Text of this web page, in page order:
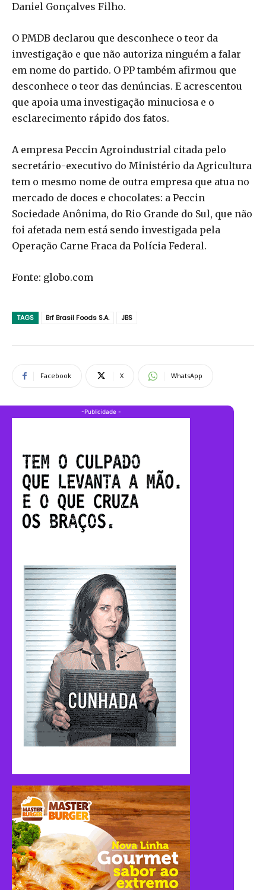
Daniel Gonçalves Filho.
O PMDB declarou que desconhece o teor da
investigação e que não autoriza ninguém a falar
em nome do partido. O PP também afirmou que
desconhece o teor das denúncias. E acrescentou
que apoia uma investigação minuciosa e o
esclarecimento rápido dos fatos.
A empresa Peccin Agroindustrial citada pelo
secretário-executivo do Ministério da Agricultura
tem o mesmo nome de outra empresa que atua no
mercado de doces e chocolates: a Peccin
Sociedade Anônima, do Rio Grande do Sul, que não
foi afetada nem está sendo investigada pela
Operação Carne Fraca da Polícia Federal.
Fonte: globo.com
TAGS Brf Brasil Foods S.A. JBS
Facebook X WhatsApp
-Publicidade -